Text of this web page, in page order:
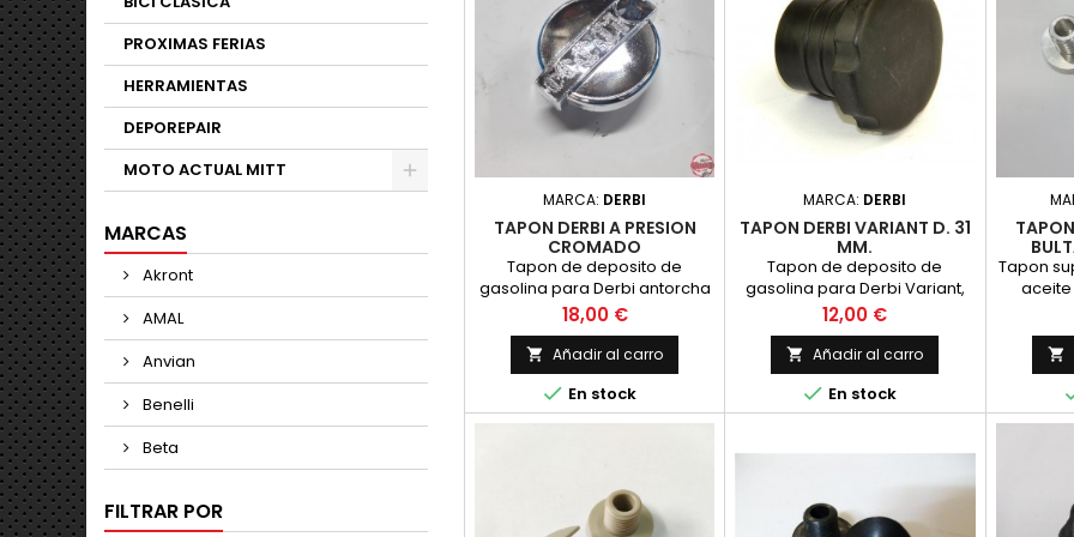
PROXIMAS FERIAS
HERRAMIENTAS
DEPOREPAIR
MOTO ACTUAL MITT
MARCAS
Akront
AMAL
Anvian
Benelli
Beta
FILTRAR POR
MARCA: DERBI
TAPON DERBI A PRESION
CROMADO
Tapon de deposito de
gasolina para Derbi antorcha
con acabado en plastico
cromado.
Precio
18,00 €
 Añadir al carro
 En stock
MARCA: DERBI
TAPON DERBI VARIANT D. 31
MM.
Tapon de deposito de
gasolina para Derbi Variant,
fabricado en plastico,
diametro 31 mm.
Precio
12,00 €
 Añadir al carro
 En stock
Tapon
bultaco.
